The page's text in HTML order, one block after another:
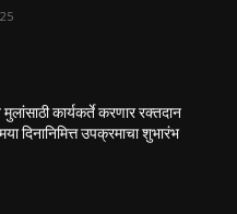
कार्यकर्ते करणार रक्तदान
दिनानिमित्त उपक्रमाचा शुभारंभ